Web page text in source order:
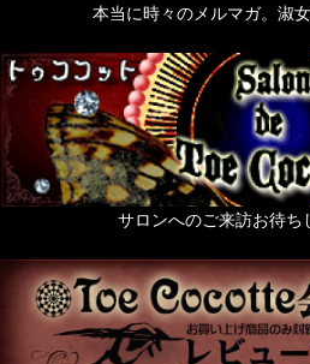
本当に時々のメルマガ。淑
サロンへのご来訪お待ち